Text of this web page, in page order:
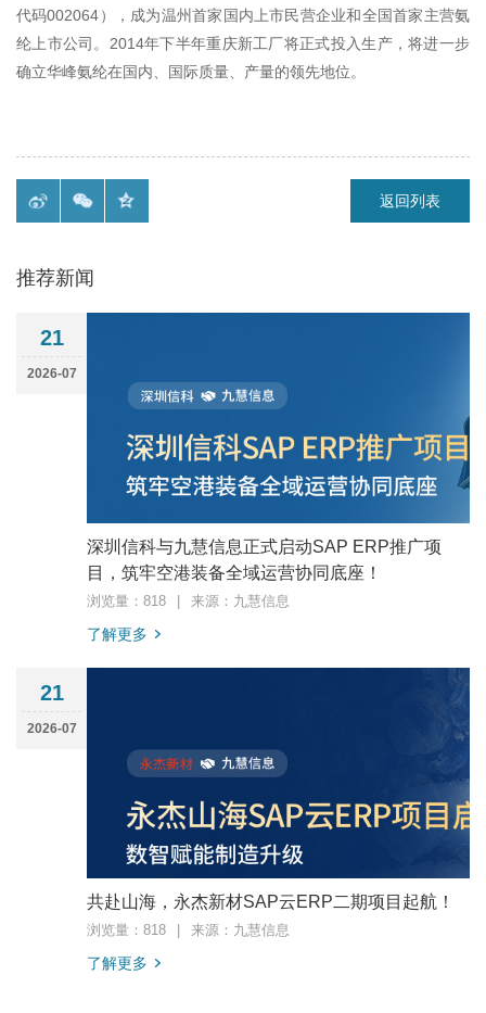
代码002064），成为温州首家国内上市民营企业和全国首家主营氨
纶上市公司。2014年下半年重庆新工厂将正式投入生产，将进一步
确立华峰氨纶在国内、国际质量、产量的领先地位。
返回列表
推荐新闻
21
2026-07
深圳信科与九慧信息正式启动SAP ERP推广项
目，筑牢空港装备全域运营协同底座！
浏览量：818 来源：九慧信息
了解更多
21
2026-07
共赴山海，永杰新材SAP云ERP二期项目起航！
浏览量：818 来源：九慧信息
了解更多